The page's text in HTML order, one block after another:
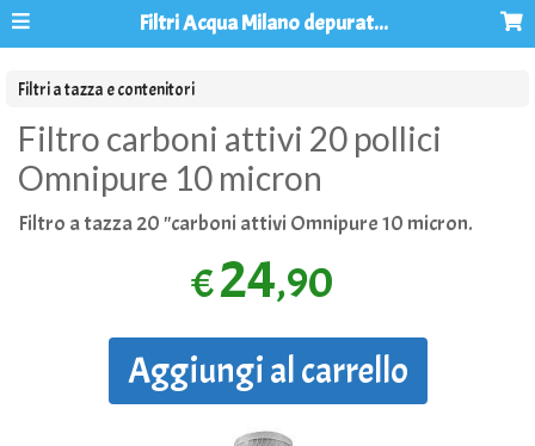
Filtri Acqua Milano depuratori acqua osmosi inversa
Filtri a tazza e contenitori
Filtro carboni attivi 20 pollici
Omnipure 10 micron
Filtro a tazza 20 "carboni attivi Omnipure 10 micron.
€24,90
Aggiungi al carrello